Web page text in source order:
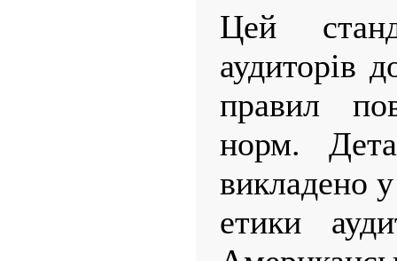
Цей
аудиторів
правил
норм.
викладено
етики